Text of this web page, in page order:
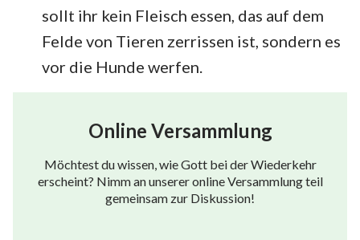
sollt ihr kein Fleisch essen, das auf dem
Felde von Tieren zerrissen ist, sondern es
vor die Hunde werfen.
Online Versammlung
Möchtest du wissen, wie Gott bei der Wiederkehr
erscheint? Nimm an unserer online Versammlung teil
gemeinsam zur Diskussion!